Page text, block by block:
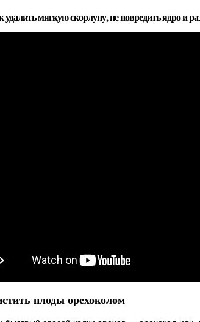
удалить мягкую скорлупу, не повредить ядро и
плоды орехоколом